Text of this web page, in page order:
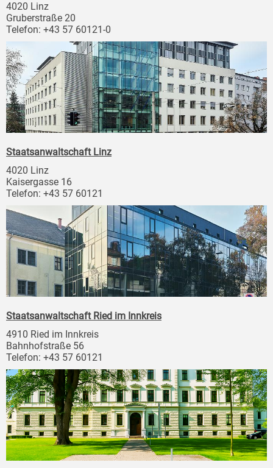
4020 Linz
Gruberstraße 20
Telefon: +43 57 60121-0
Staatsanwaltschaft Linz
4020 Linz
Kaisergasse 16
Telefon: +43 57 60121
Staatsanwaltschaft Ried im Innkreis
4910 Ried im Innkreis
Bahnhofstraße 56
Telefon: +43 57 60121